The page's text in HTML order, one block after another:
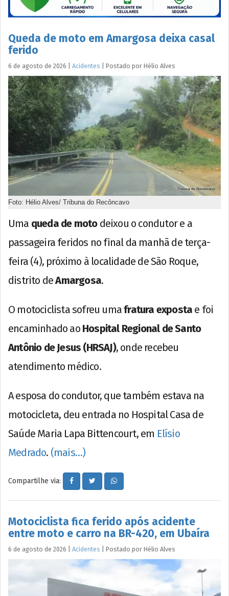
Queda de moto em Amargosa deixa casal
ferido
6 de agosto de 2026 Acidentes Postado por Hélio Alves
Foto: Hélio Alves/ Tribuna do Recôncavo
Uma queda de motodeixou o condutor e a
passageira feridos no final da manhã de terça-
feira (4), próximo à localidade de São Roque,
distrito deAmargosa.
O motociclista sofreu umafratura exposta e foi
encaminhado ao Hospital Regional de Santo
Antônio de Jesus (HRSAJ), onde recebeu
atendimento médico.
A esposa do condutor, que também estava na
motocicleta, deu entrada no Hospital Casa de
Saúde Maria Lapa Bittencourt, em Elísio
Medrado. (mais…)
Compartilhe via:
Motociclista fica ferido após acidente
entre moto e carro na BR-420, em Ubaíra
6 de agosto de 2026 Acidentes Postado por Hélio Alves